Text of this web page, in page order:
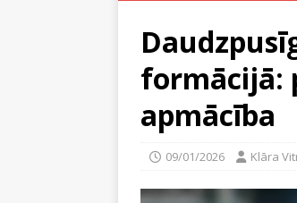
formācijā:
apmācība
09/01/2026 Klāra